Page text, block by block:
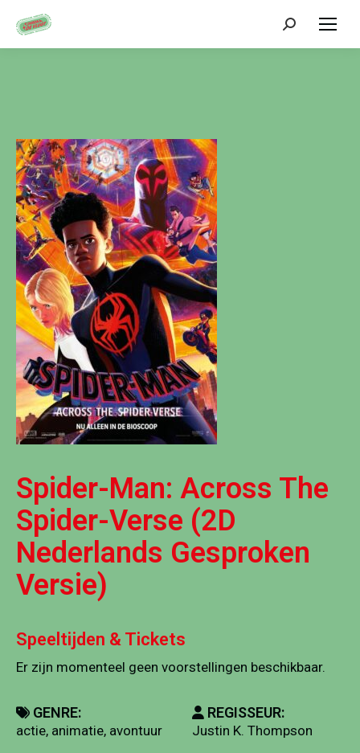
Zoeken:
Spider-Man: Across The
Spider-Verse (2D
Nederlands Gesproken
Versie)
Speeltijden & Tickets
Er zijn momenteel geen voorstellingen beschikbaar.
GENRE:
actie, animatie, avontuur
REGISSEUR:
Justin K. Thompson